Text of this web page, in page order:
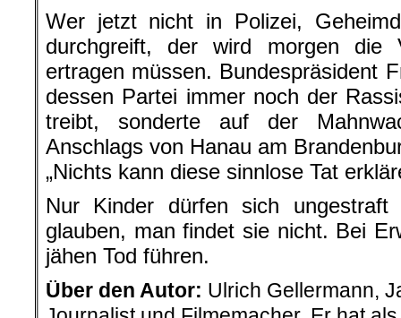
Wer jetzt nicht in Polizei,
durchgreift, der wird morgen die
ertragen müssen. Bundespräsident
dessen Partei immer noch der
treibt, sonderte auf der
Anschlags von Hanau am
„Nichts kann diese sinnlose Tat
Nur Kinder dürfen sich
glauben, man findet sie nicht. Bei
jähen Tod führen.
Über den Autor: Ulrich Gellermann,